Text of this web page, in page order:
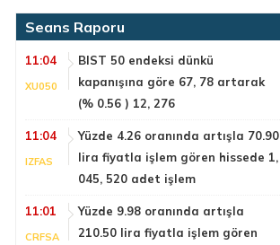
Seans Raporu
11:04
XU050
BIST 50 endeksi dünkü
kapanışına göre 67, 78 artarak
(% 0.56 ) 12, 276
11:04
IZFAS
Yüzde 4.26 oranında artışla 70.90
lira fiyatla işlem gören hissede 1,
045, 520 adet işlem
11:01
CRFSA
Yüzde 9.98 oranında artışla
210.50 lira fiyatla işlem gören